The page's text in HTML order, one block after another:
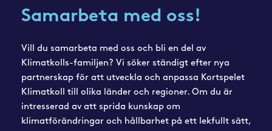
Samarbeta med oss!
Vill du samarbeta med oss och bli en del av
Klimatkolls-familjen? Vi söker ständigt efter nya
partnerskap för att utveckla och anpassa Kortspelet
Klimatkoll till olika länder och regioner. Om du är
intresserad av att sprida kunskap om
klimatförändringar och hållbarhet på ett lekfullt sätt,